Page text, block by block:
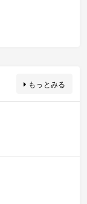
もっとみる